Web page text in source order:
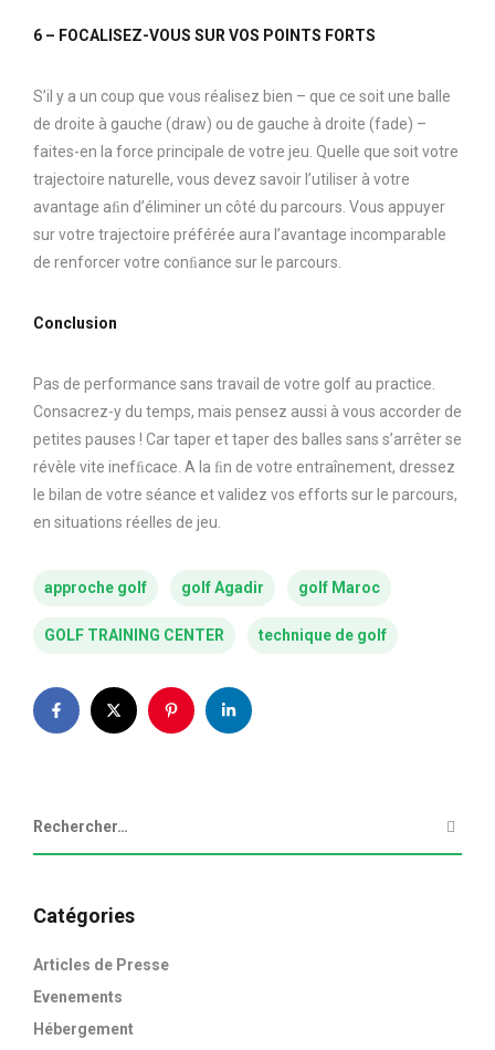
6 – FOCALISEZ-VOUS SUR VOS POINTS FORTS
S’il y a un coup que vous réalisez bien – que ce soit une balle
de droite à gauche (draw) ou de gauche à droite (fade) –
faites-en la force principale de votre jeu. Quelle que soit votre
trajectoire naturelle, vous devez savoir l’utiliser à votre
avantage aﬁn d’éliminer un côté du parcours. Vous appuyer
sur votre trajectoire préférée aura l’avantage incomparable
de renforcer votre conﬁance sur le parcours.
Conclusion
Pas de performance sans travail de votre golf au practice.
Consacrez-y du temps, mais pensez aussi à vous accorder de
petites pauses ! Car taper et taper des balles sans s’arrêter se
révèle vite inefﬁcace. A la ﬁn de votre entraînement, dressez
le bilan de votre séance et validez vos efforts sur le parcours,
en situations réelles de jeu.
approche golf golf Agadir golf Maroc
GOLF TRAINING CENTER technique de golf
Catégories
Articles de Presse
Evenements
Hébergement